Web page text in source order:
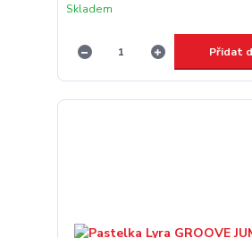
Skladem
Přidat